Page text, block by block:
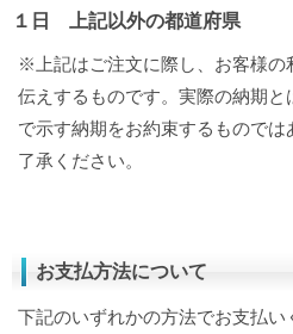
１日 上記以外の都道府県
※上記はご注文に際し、お客様の
伝えするものです。実際の納期
で示す納期をお約束するもので
了承ください。
お支払方法について
下記のいずれかの方法でお支払い